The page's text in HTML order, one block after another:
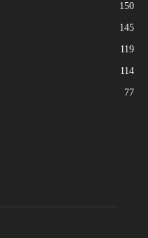
150
145
119
114
77